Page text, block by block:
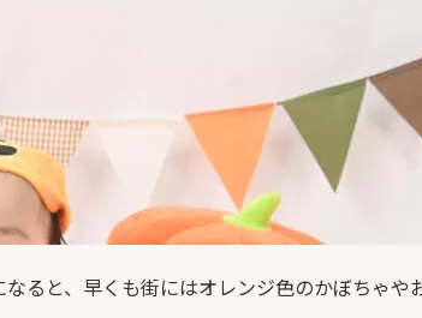
ると、早くも街にはオレンジ色のかぼちゃ